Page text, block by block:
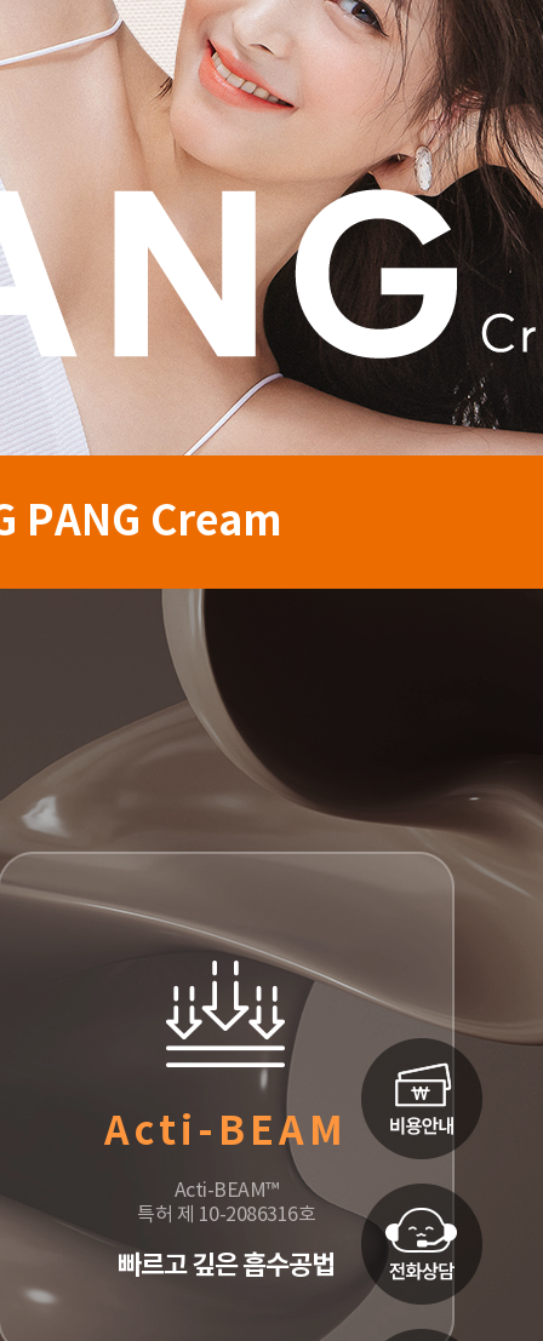
PANG Cream
Acti-BEAM
Acti-BEAM™
특허 제 10-2086316호
빠르고 깊은 흡수공법